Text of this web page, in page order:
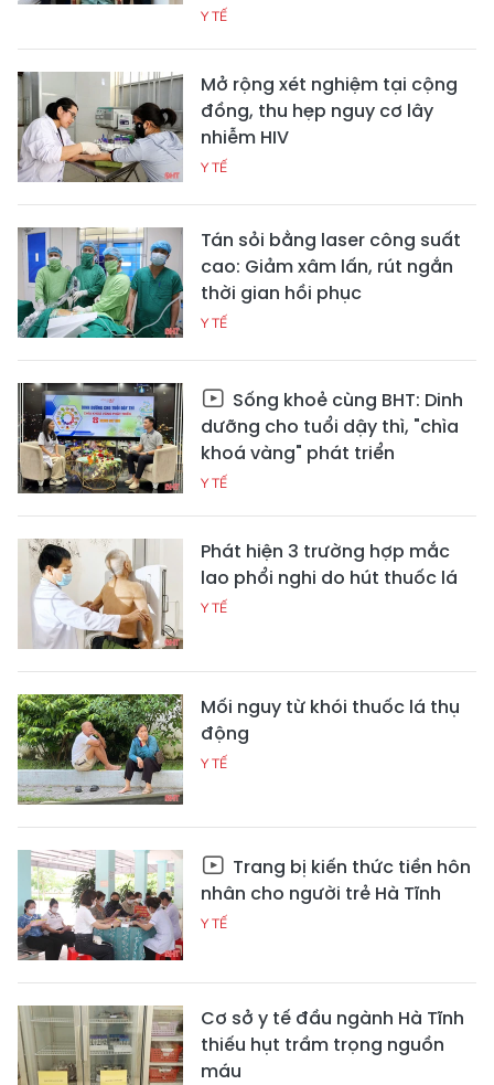
Y TẾ
Mở rộng xét nghiệm tại cộng
đồng, thu hẹp nguy cơ lây
nhiễm HIV
Y TẾ
Tán sỏi bằng laser công suất
cao: Giảm xâm lấn, rút ngắn
thời gian hồi phục
Y TẾ
Sống khoẻ cùng BHT: Dinh
dưỡng cho tuổi dậy thì, "chìa
khoá vàng" phát triển
Y TẾ
Phát hiện 3 trường hợp mắc
lao phổi nghi do hút thuốc lá
Y TẾ
Mối nguy từ khói thuốc lá thụ
động
Y TẾ
Trang bị kiến thức tiền hôn
nhân cho người trẻ Hà Tĩnh
Y TẾ
Cơ sở y tế đầu ngành Hà Tĩnh
thiếu hụt trầm trọng nguồn
máu